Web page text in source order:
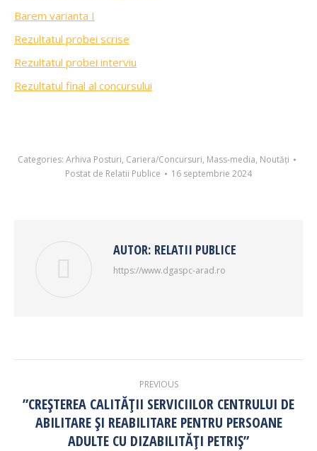
Barem varianta I
Rezultatul probei scrise
Rezultatul probei interviu
Rezultatul final al concursului
Categories: Arhiva Posturi, Cariera/Concursuri, Mass-media, Noutăți
Postat de Relatii Publice 16 septembrie 2024
AUTOR: RELATII PUBLICE
https://www.dgaspc-arad.ro
NAVIGATION
PREVIOUS
Previous
post:
”CREȘTEREA CALITĂȚII SERVICIILOR CENTRULUI DE
ABILITARE ȘI REABILITARE PENTRU PERSOANE
ADULTE CU DIZABILITĂȚI PETRIȘ”